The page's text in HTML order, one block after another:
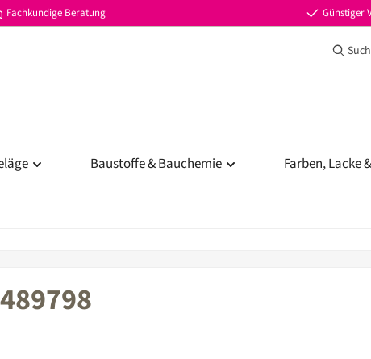
Fachkundige Beratung Günstiger
Baustoffe & Bauchemie Farben, Lacke